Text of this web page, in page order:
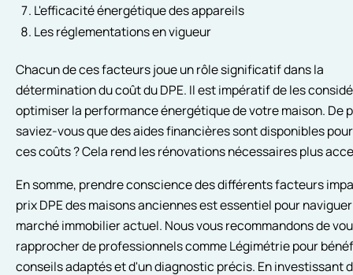
L'efficacité énergétique des appareils
Les réglementations en vigueur
Chacun de ces facteurs joue un rôle significatif dans la
détermination du coût du DPE. Il est impératif de les
optimiser la performance énergétique de votre maison. De
saviez-vous que des aides financières sont disponibles
ces coûts ? Cela rend les rénovations nécessaires plus
En somme, prendre conscience des différents facteurs
prix DPE des maisons anciennes est essentiel pour
marché immobilier actuel. Nous vous recommandons de
rapprocher de professionnels comme Légimétrie pour
conseils adaptés et d'un diagnostic précis. En investissant